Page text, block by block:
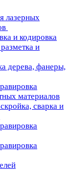
лазерных
и кодировка
и
дерева, фанеры,
материалов
сварка и